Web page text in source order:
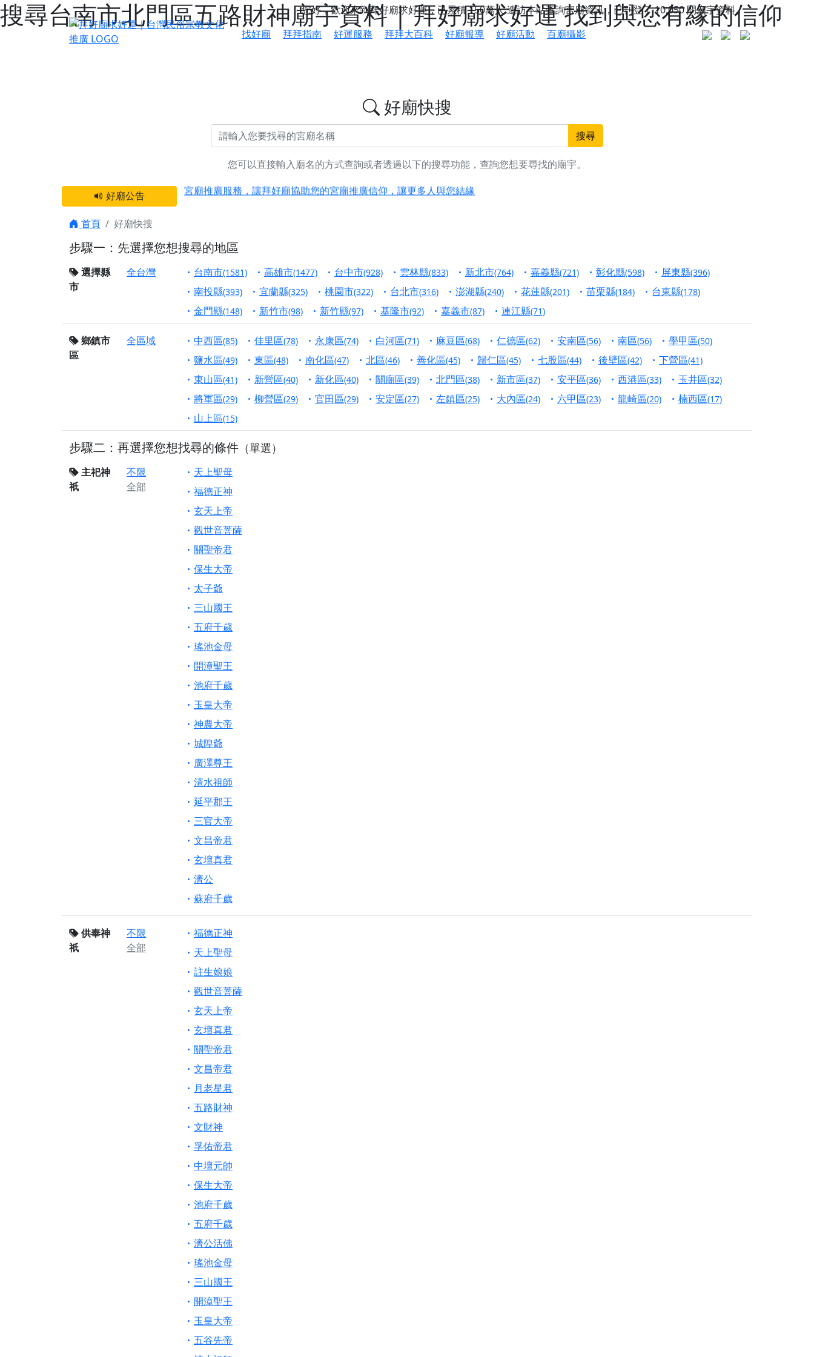
搜尋台南市北門區五路財神廟宇資料 | 拜好廟求好運 找到與您有緣的信仰
您好，歡迎來到拜好廟求好運，已累積150萬人造訪本站查詢宮廟資訊，已刊登了10,050間廟宇資料。
找好廟
拜拜指南 好運服務 拜拜大百科 好廟報導 好廟活動 百廟攝影
好廟快搜
搜尋
您可以直接輸入廟名的方式查詢或者透過以下的搜尋功能，查詢您想要尋找的廟宇。
好廟公告
感謝 【新竹縣新豐鄉 池和宮】 贊助支持我們推廣台灣民俗宗教文化
宮廟推廣服務，讓拜好廟協助您的宮廟推廣信仰，讓更多人與您結緣
【屏東縣獅子鄉 楓港清華山聖天宮】驪山母娘聖誕暨中元普渡大法會，誠邀十方善信大德，一同回到母娘慈悲座前，祈福納祥、慎
終追遠、廣植福田
【桃園市 桃園蓮華寺】盂蘭盆中元報恩法會，這場法會不只是超薦與普渡，更是一份對祖先的感恩、對親人的思念，也是為家人祈
願平安順遂的慈悲心意。
【桃園龜山 慈恩宮】丙午年梁皇寶懺法會，一念虔誠禮寶懺，一分懺悔植福田，誠邀十方善信大德共同參與。
【新北貢寮 南極玉明殿】中元普渡大法會，誠摯歡迎十方善信大德隨喜贊普，為祖先親眷祈求安息，也為自身與家人累積福德、種
下善緣。
【桃園慈善宮(天公廟)】中元普渡交給專業的來，省時省力又積福！「玉皇大帝 大天尊」 親自坐鎮主法！幫你累積的功德福報自然
是「超級加倍」！
【台北北投 福慶宮】慶讚中元普渡法會，誠摯邀請十方善信大德，一同回到北投土地公埔，祈願闔家平安、地方祥和、福運綿長。
【桃園龜山 慈恩宮】瑤池金母聖誕祝壽盛典，邀請十方善信大德蒞臨參香祝壽，同沐母娘慈光，共祈平安吉祥
【桃園龜山 慈恩宮】丙午年慶讚中元普渡法會，正是讓我們用善念與功德，迴向冥陽兩利、闔家平安的殊勝因緣。
【新北八里 紫德宮】丙午年中元普渡讚普超薦法會，普施眾生・慎終追遠・廣植福田
【台北北投金虎爺會】父親節陪爸爸一起闖關趣，邀請大小朋友一起留下珍貴的家庭回憶
【新北八里 紫德宮】父親節奉茶感恩活動，一杯茶，一份心意；一句感謝，一生難忘。
【桃園新屋 深圳玄天宮】農曆七月擴大犒軍科儀，吉祥月不只有普渡祈福，也有一份感謝守護的虔誠心意
【桃園新屋 深圳玄天宮】七娘媽聖誕祝壽慶典，誠摯邀請十方善信大德攜家帶眷前來參香，共同向七娘媽祝壽祈福
【桃園慈善宮(天公廟)】虎爺元帥 開光大典，祈求虎爺神威護持，庇佑闔家平安、財運亨通、事業順遂、百邪退散。
歡迎友廟長官、小編加入我們LINE官方帳號，讓我們協助您的廟宇推廣。
歡迎信眾分享您前往廟宇的參拜體驗，推廣您的信仰
首頁 好廟快搜
步驟一：先選擇您想搜尋的地區
選擇縣
市
全台灣 台南市(1581) 高雄市(1477) 台中市(928) 雲林縣(833) 新北市(764) 嘉義縣(721) 彰化縣(598) 屏東縣(396)
南投縣(393) 宜蘭縣(325) 桃園市(322) 台北市(316) 澎湖縣(240) 花蓮縣(201) 苗栗縣(184) 台東縣(178)
金門縣(148) 新竹市(98) 新竹縣(97) 基隆市(92) 嘉義市(87) 連江縣(71)
鄉鎮市
區
全區域 中西區(85) 佳里區(78) 永康區(74) 白河區(71) 麻豆區(68) 仁德區(62) 安南區(56) 南區(56) 學甲區(50)
鹽水區(49) 東區(48) 南化區(47) 北區(46) 善化區(45) 歸仁區(45) 七股區(44) 後壁區(42) 下營區(41)
東山區(41) 新營區(40) 新化區(40) 關廟區(39) 北門區(38) 新市區(37) 安平區(36) 西港區(33) 玉井區(32)
將軍區(29) 柳營區(29) 官田區(29) 安定區(27) 左鎮區(25) 大內區(24) 六甲區(23) 龍崎區(20) 楠西區(17)
山上區(15)
步驟二：再選擇您想找尋的條件 （單選）
主祀神
祇
不限
全部
天上聖母
福德正神
玄天上帝
觀世音菩薩
關聖帝君
保生大帝
太子爺
三山國王
五府千歲
瑤池金母
開漳聖王
池府千歲
玉皇大帝
神農大帝
城隍爺
廣澤尊王
清水祖師
延平郡王
三官大帝
文昌帝君
玄壇真君
濟公
蘇府千歲
供奉神
祇
不限
全部
福德正神
天上聖母
註生娘娘
觀世音菩薩
玄天上帝
玄壇真君
關聖帝君
文昌帝君
月老星君
五路財神
文財神
孚佑帝君
中壇元帥
保生大帝
池府千歲
五府千歲
濟公活佛
瑤池金母
三山國王
開漳聖王
玉皇大帝
五谷先帝